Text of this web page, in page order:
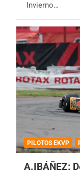
Invierno…
PILOTOS EKVP
A.IBÁÑEZ: